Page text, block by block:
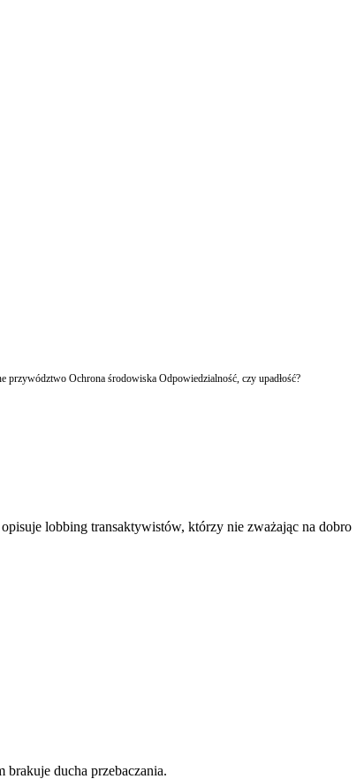
Ochrona środowiska Odpowiedzialność, czy upadłość?
lobbing transaktywistów, którzy nie zważając na dobro
ducha przebaczania.